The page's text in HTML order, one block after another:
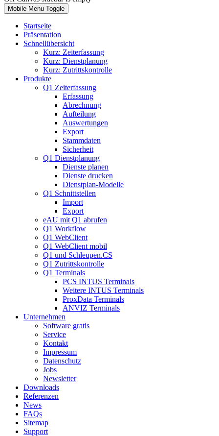
Mobile Menu Toggle
Startseite
Präsentation
Schnellübersicht
Kurz: Zeiterfassung
Kurz: Dienstplanung
Kurz: Zutrittskontrolle
Produkte
Q1 Zeiterfassung
Erfassung
Abrechnung
Aufteilung
Auswertungen
Export
Stammdaten
Sicherheit
Q1 Dienstplanung
Dienste planen
Dienste drucken
Dienstplan-Modelle
Q1 Schnittstellen
Import
Export
eAU mit Q1 abrufen
Q1 Workflow
Q1 WebClient
Q1 WebClient mobil
Q1 und Schleupen.CS
Q1 Zutrittskontrolle
Q1 Terminals
PCS INTUS Terminals
Weitere INTUS Terminals
ProxData Terminals
ANVIZ Terminals
Unternehmen
Software gratis
Service
Kontakt
Impressum
Datenschutz
Jobs
Newsletter
Downloads
Referenzen
News
FAQs
Sitemap
Support